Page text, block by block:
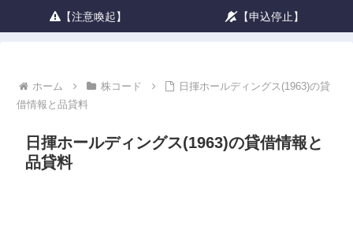
【注意喚起】 【申込停止】
ホーム 株コード
日揮ホールディングス(1963)の貸
借情報と品貸料
日揮ホールディングス(1963)の貸借情報と
品貸料